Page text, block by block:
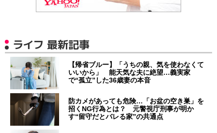
ライフ 最新記事
【帰省ブルー】「うちの親、気を使わなくて
いいから」 能天気な夫に絶望…義実家
で“孤立”した36歳妻の本音
防カメがあっても危険…「お盆の空き巣」を
招くNG行為とは？ 元警視庁刑事が明か
す“留守だとバレる家”の共通点